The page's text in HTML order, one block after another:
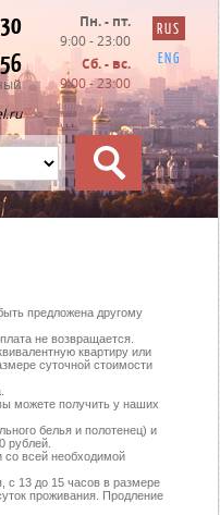
Пн. - пт.
9:00 - 23:00
Сб. - вс.
9:00 - 23:00
RUS
ENG
предложена другому
не возвращается.
квартиру или
суточной стоимости
можете получить у наших
белья и полотенец) и
рублей.
со всей необходимой
с 13 до 15 часов в размере
проживания. Продление